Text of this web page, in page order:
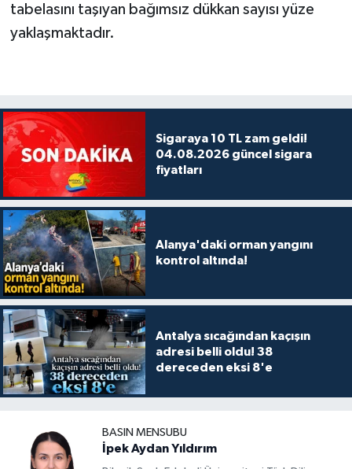
tabelasını taşıyan bağımsız dükkan sayısı yüze
yaklaşmaktadır.
Sigaraya 10 TL zam geldi!
04.08.2026 güncel sigara
fiyatları
Alanya'daki orman yangını
kontrol altında!
Antalya sıcağından kaçışın
adresi belli oldu! 38
dereceden eksi 8'e
BASIN MENSUBU
İpek Aydan Yıldırım